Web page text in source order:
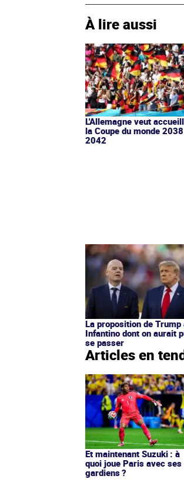
À lire aussi
L'Allemagne veut
la Coupe du monde
2042
La proposition de Trump
Infantino dont on aurait
se passer
Articles en
Et maintenant Suzuki : à
quoi joue Paris avec ses
gardiens ?